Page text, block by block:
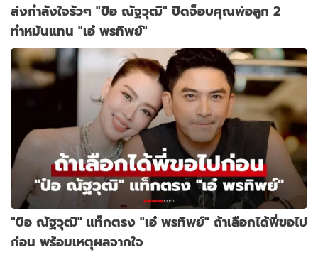
ส่งกำลังใจรัวๆ "ป๋อ ณัฐวุฒิ" ปิดจ็อบคุณพ่อลูก 2
ทำหมันแทน "เอ๋ พรทิพย์"
"ป๋อ ณัฐวุฒิ" แท็กตรง "เอ๋ พรทิพย์" ถ้าเลือกได้พี่ขอไป
ก่อน พร้อมเหตุผลจากใจ